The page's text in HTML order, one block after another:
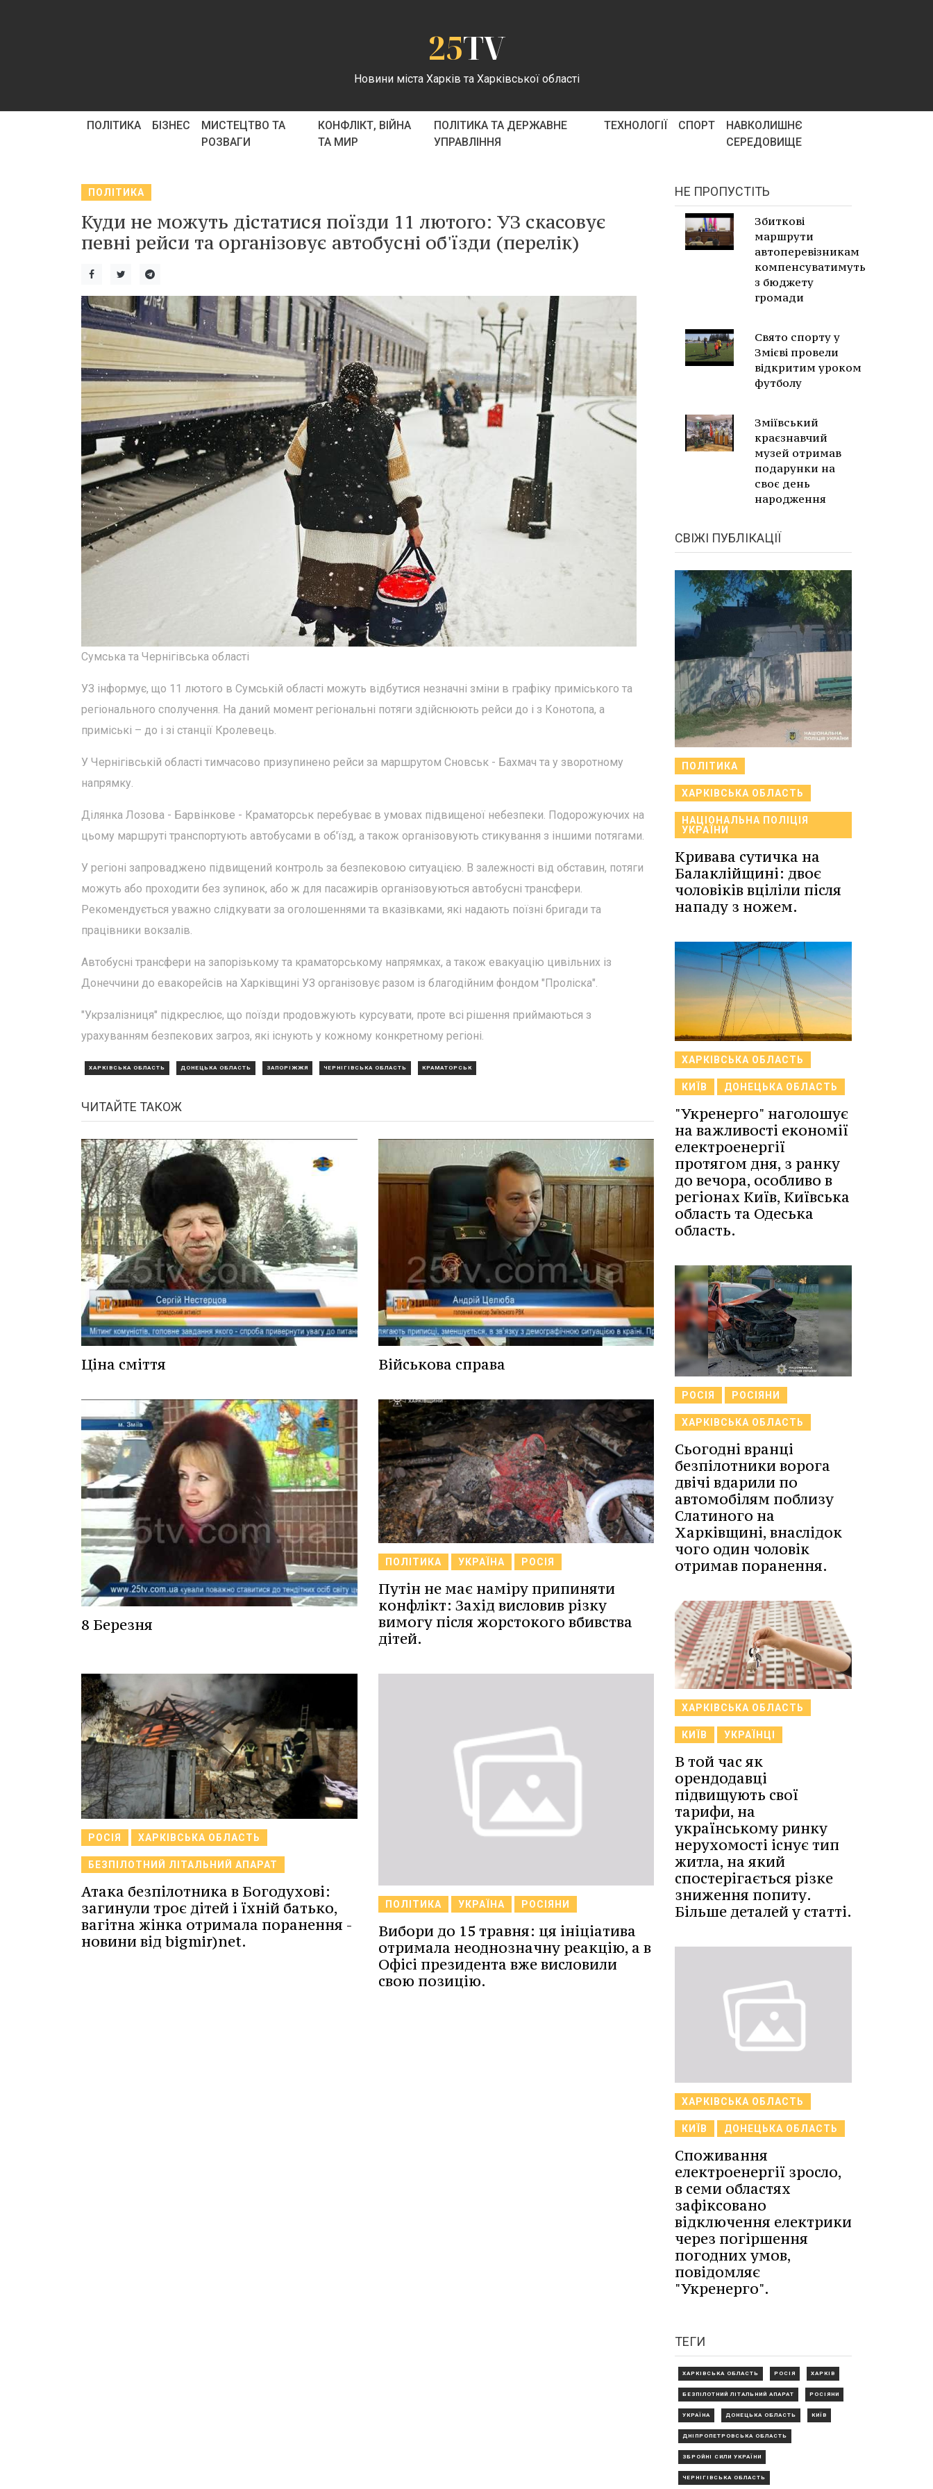
25TV
Новини міста Харків та Харківської області
ПОЛІТИКА БІЗНЕС
МИСТЕЦТВО ТА
РОЗВАГИ
КОНФЛІКТ, ВІЙНА
ТА МИР
ПОЛІТИКА ТА ДЕРЖАВНЕ
УПРАВЛІННЯ
ТЕХНОЛОГІЇ СПОРТ
НАВКОЛИШНЄ
СЕРЕДОВИЩЕ
ПОЛІТИКА
Куди не можуть дістатися поїзди 11 лютого: УЗ скасовує
певні рейси та організовує автобусні об'їзди (перелік)
Сумська та Чернігівська області
УЗ інформує, що 11 лютого в Сумській області можуть відбутися незначні зміни в графіку приміського та
регіонального сполучення. На даний момент регіональні потяги здійснюють рейси до і з Конотопа, а
приміські – до і зі станції Кролевець.
У Чернігівській області тимчасово призупинено рейси за маршрутом Сновськ - Бахмач та у зворотному
напрямку.
Ділянка Лозова - Барвінкове - Краматорськ перебуває в умовах підвищеної небезпеки. Подорожуючих на
цьому маршруті транспортують автобусами в об'їзд, а також організовують стикування з іншими потягами.
У регіоні запроваджено підвищений контроль за безпековою ситуацією. В залежності від обставин, потяги
можуть або проходити без зупинок, або ж для пасажирів організовуються автобусні трансфери.
Рекомендується уважно слідкувати за оголошеннями та вказівками, які надають поїзні бригади та
працівники вокзалів.
Автобусні трансфери на запорізькому та краматорському напрямках, а також евакуацію цивільних із
Донеччини до евакорейсів на Харківщині УЗ організовує разом із благодійним фондом "Проліска".
"Укрзалізниця" підкреслює, що поїзди продовжують курсувати, проте всі рішення приймаються з
урахуванням безпекових загроз, які існують у кожному конкретному регіоні.
ХАРКІВСЬКА ОБЛАСТЬ ДОНЕЦЬКА ОБЛАСТЬ ЗАПОРІЖЖЯ ЧЕРНІГІВСЬКА ОБЛАСТЬ КРАМАТОРСЬК
ЧИТАЙТЕ ТАКОЖ
Ціна сміття Військова справа
8 Березня
ПОЛІТИКА УКРАЇНА РОСІЯ
Путін не має наміру припиняти
конфлікт: Захід висловив різку
вимогу після жорстокого вбивства
дітей.
РОСІЯ ХАРКІВСЬКА ОБЛАСТЬ
БЕЗПІЛОТНИЙ ЛІТАЛЬНИЙ АПАРАТ
Атака безпілотника в Богодухові:
загинули троє дітей і їхній батько,
вагітна жінка отримала поранення -
новини від bigmir)net.
ПОЛІТИКА УКРАЇНА РОСІЯНИ
Вибори до 15 травня: ця ініціатива
отримала неоднозначну реакцію, а в
Офісі президента вже висловили
свою позицію.
НЕ ПРОПУСТІТЬ
Збиткові
маршрути
автоперевізникам
компенсуватимуть
з бюджету
громади
Свято спорту у
Змієві провели
відкритим уроком
футболу
Зміївський
краєзнавчий
музей отримав
подарунки на
своє день
народження
СВІЖІ ПУБЛІКАЦІЇ
ПОЛІТИКА
ХАРКІВСЬКА ОБЛАСТЬ
НАЦІОНАЛЬНА ПОЛІЦІЯ
УКРАЇНИ
Кривава сутичка на
Балаклійщині: двоє
чоловіків вціліли після
нападу з ножем.
ХАРКІВСЬКА ОБЛАСТЬ
КИЇВ ДОНЕЦЬКА ОБЛАСТЬ
"Укренерго" наголошує
на важливості економії
електроенергії
протягом дня, з ранку
до вечора, особливо в
регіонах Київ, Київська
область та Одеська
область.
РОСІЯ РОСІЯНИ
ХАРКІВСЬКА ОБЛАСТЬ
Сьогодні вранці
безпілотники ворога
двічі вдарили по
автомобілям поблизу
Слатиного на
Харківщині, внаслідок
чого один чоловік
отримав поранення.
ХАРКІВСЬКА ОБЛАСТЬ
КИЇВ УКРАЇНЦІ
В той час як
орендодавці
підвищують свої
тарифи, на
українському ринку
нерухомості існує тип
житла, на який
спостерігається різке
зниження попиту.
Більше деталей у статті.
ХАРКІВСЬКА ОБЛАСТЬ
КИЇВ ДОНЕЦЬКА ОБЛАСТЬ
Споживання
електроенергії зросло,
в семи областях
зафіксовано
відключення електрики
через погіршення
погодних умов,
повідомляє
"Укренерго".
ТЕГИ
ХАРКІВСЬКА ОБЛАСТЬ РОСІЯ ХАРКІВ
БЕЗПІЛОТНИЙ ЛІТАЛЬНИЙ АПАРАТ РОСІЯНИ
УКРАЇНА ДОНЕЦЬКА ОБЛАСТЬ КИЇВ
ДНІПРОПЕТРОВСЬКА ОБЛАСТЬ
ЗБРОЙНІ СИЛИ УКРАЇНИ
ЧЕРНІГІВСЬКА ОБЛАСТЬ